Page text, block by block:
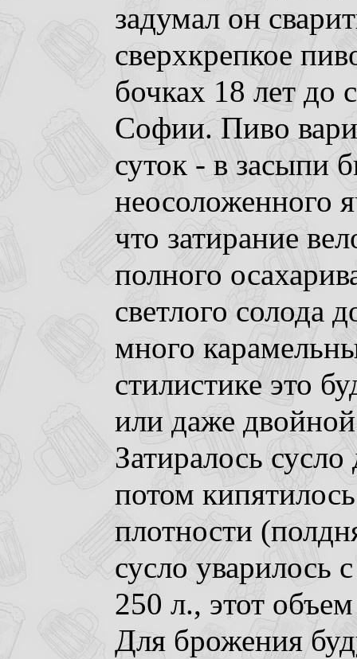
задумал он
сверхкрепкое
бочках 18 лет до
Софии. Пиво
суток - в засыпи
неосоложенного
что затирание
полного
светлого солода
много
стилистике это
или даже
Затиралось
потом
плотности
сусло уварилось
250 л., этот
Для брожения